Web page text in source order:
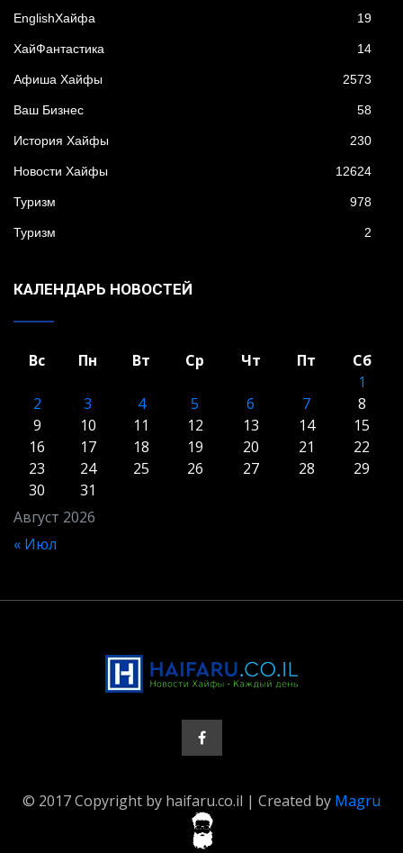
EnglishХайфа 19
XайФантастика 14
Афиша Хайфы 2573
Ваш Бизнес 58
История Хайфы 230
Новости Хайфы 12624
Туризм 978
Туризм 2
КАЛЕНДАРЬ НОВОСТЕЙ
Август 2026
Вс Пн Вт Ср Чт Пт
Сб
1
2
3 4 5 6 7
8
9
10 11 12 13 14
15
16
17 18 19 20 21
22
23
24 25 26 27 28
29
30
31
« Июл
© 2017 Copyright by haifaru.co.il | Created by Magru